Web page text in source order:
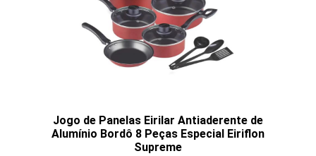
Jogo de Panelas Eirilar Antiaderente de
Alumínio Bordô 8 Peças Especial Eiriflon
Supreme